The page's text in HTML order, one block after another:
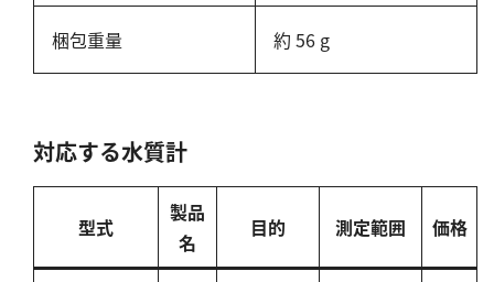
梱包重量 約 56 g
対応する水質計
型式
製品
名
目的 測定範囲 価格
ビタミンC
ひ素
吸光度
濁度|色度
溶存酸素